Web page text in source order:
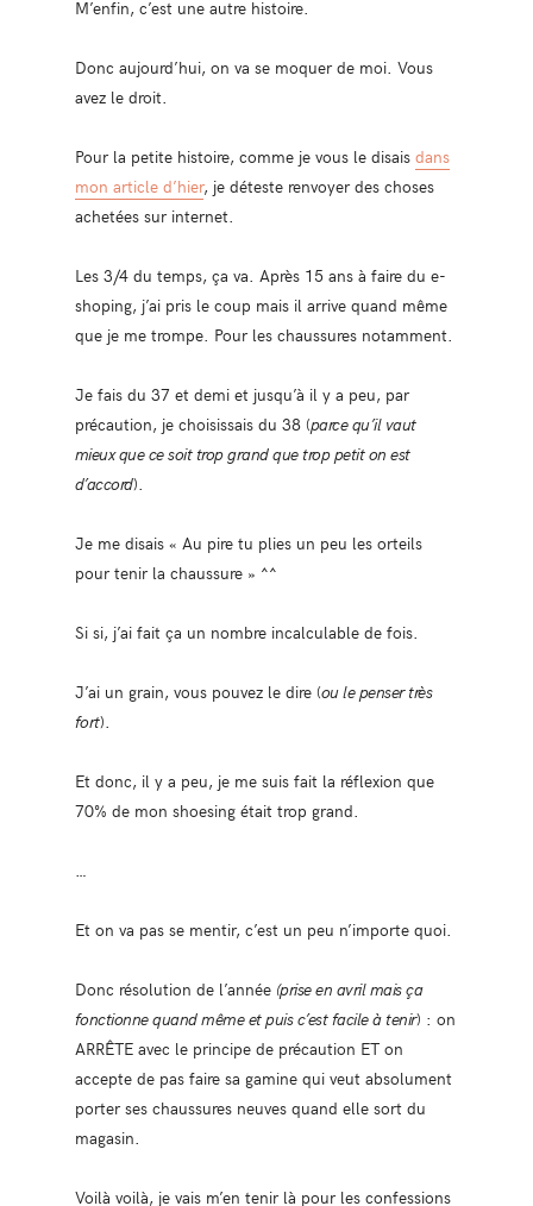
M’enfin, c’est une autre histoire.
Donc aujourd’hui, on va se moquer de moi. Vous
avez le droit.
Pour la petite histoire, comme je vous le disais dans
mon article d’hier, je déteste renvoyer des choses
achetées sur internet.
Les 3/4 du temps, ça va. Après 15 ans à faire du e-
shoping, j’ai pris le coup mais il arrive quand même
que je me trompe. Pour les chaussures notamment.
Je fais du 37 et demi et jusqu’à il y a peu, par
précaution, je choisissais du 38 (parce qu’il vaut
mieux que ce soit trop grand que trop petit on est
d’accord).
Je me disais « Au pire tu plies un peu les orteils
pour tenir la chaussure » ^^
Si si, j’ai fait ça un nombre incalculable de fois.
J’ai un grain, vous pouvez le dire (ou le penser très
fort).
Et donc, il y a peu, je me suis fait la réflexion que
70% de mon shoesing était trop grand.
Et on va pas se mentir, c’est un peu n’importe quoi.
Donc résolution de l’année (prise en avril mais ça
fonctionne quand même et puis c’est facile à tenir) : on
ARRÊTE avec le principe de précaution ET on
accepte de pas faire sa gamine qui veut absolument
porter ses chaussures neuves quand elle sort du
magasin.
Voilà voilà, je vais m’en tenir là pour les confessions